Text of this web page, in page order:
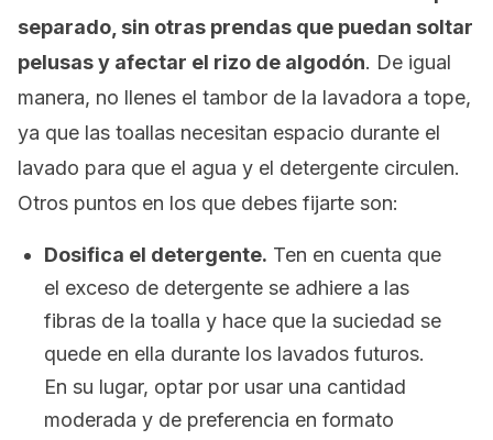
separado, sin otras prendas que puedan soltar
pelusas y afectar el rizo de algodón. De igual
manera, no llenes el tambor de la lavadora a tope,
ya que las toallas necesitan espacio durante el
lavado para que el agua y el detergente circulen.
Otros puntos en los que debes fijarte son:
Dosifica el detergente. Ten en cuenta que
el exceso de detergente se adhiere a las
fibras de la toalla y hace que la suciedad se
quede en ella durante los lavados futuros.
En su lugar, optar por usar una cantidad
moderada y de preferencia en formato